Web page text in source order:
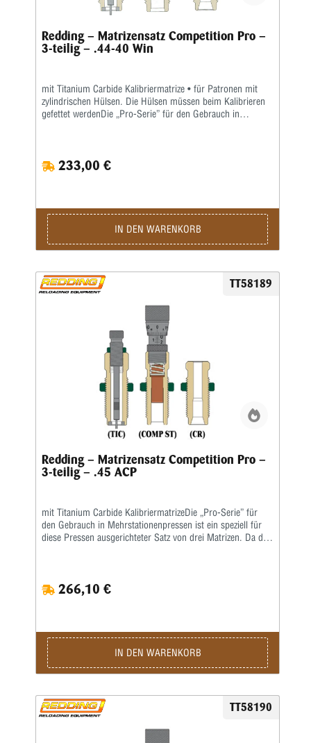
Redding – Matrizensatz Competition Pro –
3-teilig – .44-40 Win
mit Titanium Carbide Kalibriermatrize • für Patronen mit
zylindrischen Hülsen. Die Hülsen müssen beim Kalibrieren
gefettet werdenDie „Pro-Serie” für den Gebrauch in
Aufweitematrizen benutzen, ist diese Matrize nicht in den
„Pro-Serie”-Matrizensätzen enthalten. Als Setzmatrize ist die
Bördelung erhält man, wenn man den Crimpvorgang vom
Geschosssetzen trennt. Deshalb ist die Geschosssetzmatrize
in der „Pro-Serie” nur für das Setzen des Geschosses, nicht
für das anschließende Crimpen, ausgelegt. Für das Bördeln
Profilcrimpmatrize (P) oder Taper Crimp-Matrizen (T).
233,00 €
IN DEN WARENKORB
TT58189
Redding – Matrizensatz Competition Pro –
3-teilig – .45 ACP
mit Titanium Carbide KalibriermatrizeDie „Pro-Serie” für
den Gebrauch in Mehrstationenpressen ist ein speziell für
diese Pressen ausgerichteter Satz von drei Matrizen. Da die
hervorragende Redding-Titaniumkarbidmatrize enthalten,
die komplett mit Ausstoßer geliefert wird. Die richtige
in der „Pro-Serie” nur für das Setzen des Geschosses, nicht
für das anschließende Crimpen, ausgelegt. Für das Bördeln
wiederum enthält der Matrizensatz die Redding-
Profilcrimpmatrize (P) oder Taper Crimp-Matrizen (T).
266,10 €
IN DEN WARENKORB
TT58190